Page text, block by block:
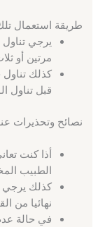
طريقة استعمال
مرتين أو
كذلك
قبل تناول
نصائح وتحذيرات
أذا كنت
الطبيب
كذلك يرجي
نهائيا من
في حالة